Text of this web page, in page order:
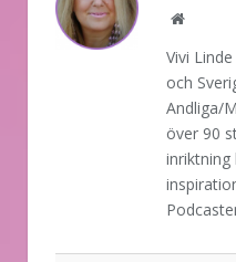
Website
Vivi
och
Andliga/
över 90
inriktning